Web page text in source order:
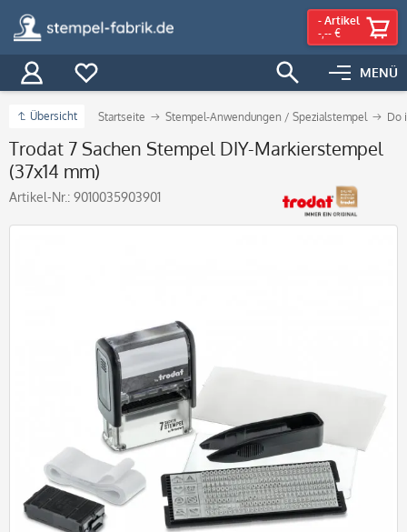
MENÜ
- Artikel
-,-- €
Übersicht Startseite Stempel-Anwendungen / Spezialstempel Do
Trodat 7 Sachen Stempel DIY-Markierstempel
(37x14 mm)
Artikel-Nr.: 9010035903901